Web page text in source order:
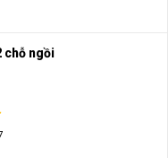
chỗ ngồi